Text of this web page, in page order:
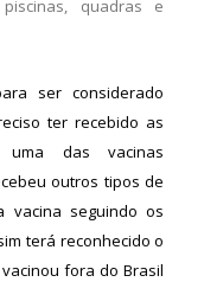
quadras e
ser considerado
ter recebido as
uma das vacinas
outros tipos de
vacina seguindo os
terá reconhecido o
fora do Brasil